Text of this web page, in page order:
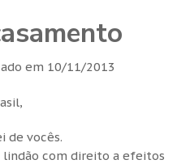
em 10/11/2013
de vocês.
lindão com direito a efeitos